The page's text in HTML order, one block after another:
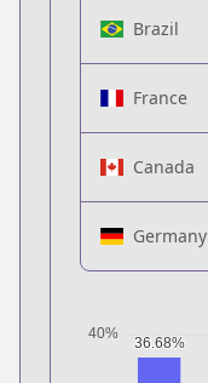
Brazil
France
Canada
Germany